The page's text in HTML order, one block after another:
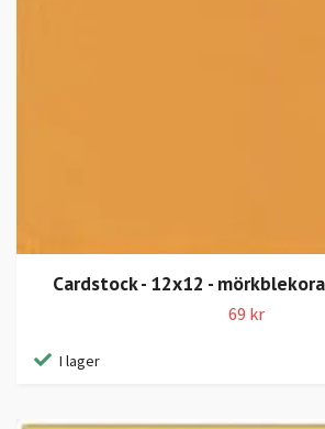
Cardstock - 12x12 -
69 kr
I lager